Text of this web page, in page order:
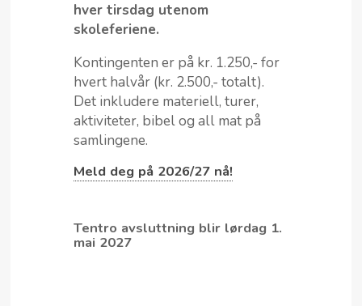
hver tirsdag utenom
skoleferiene.
Kontingenten er på kr. 1.250,- for
hvert halvår (kr. 2.500,- totalt).
Det inkludere materiell, turer,
aktiviteter, bibel og all mat på
samlingene.
Meld deg på 2026/27 nå!
Tentro avsluttning blir lørdag 1.
mai 2027